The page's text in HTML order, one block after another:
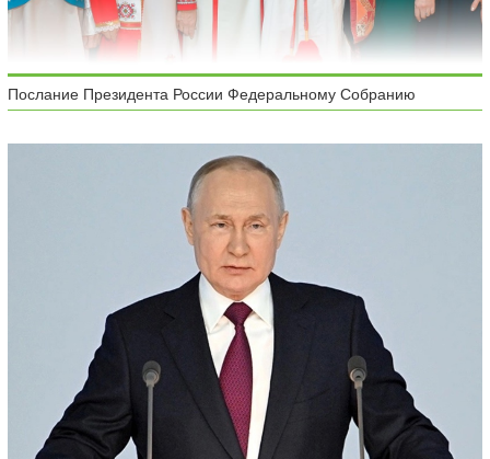
Послание Президента России Федеральному Собранию